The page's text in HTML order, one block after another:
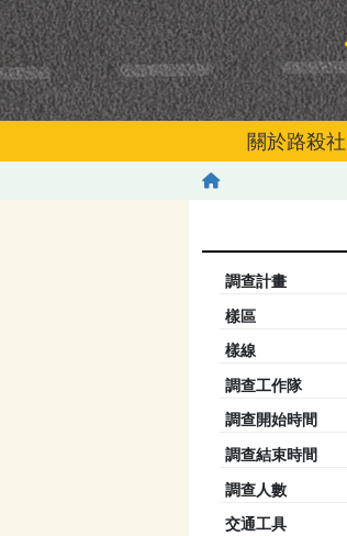
移至主內容
關於路殺社
調查計畫
樣區
樣線
調查工作隊
調查開始時間
調查結束時間
調查人數
交通工具